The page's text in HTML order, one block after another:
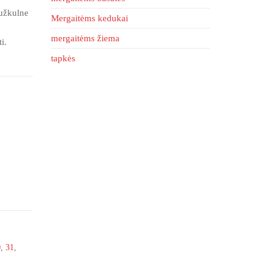
, 31,
Mergaitėms kedukai
mergaitėms žiema
tapkės